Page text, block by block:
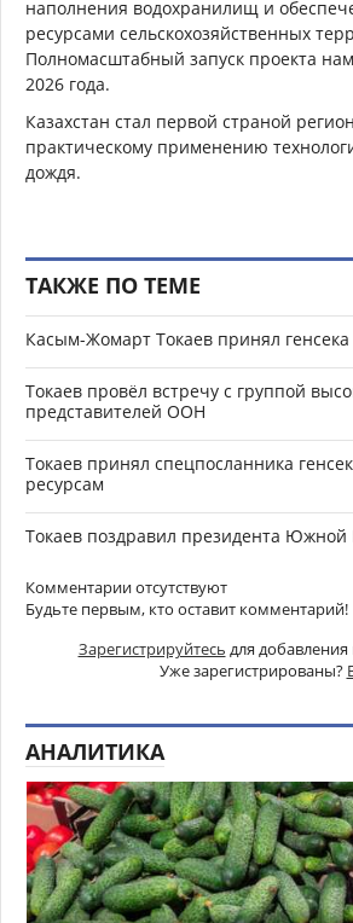
наполнения водохранилищ и
ресурсами сельскохозяйственных
Полномасштабный запуск проекта
2026 года.
Казахстан стал первой страной
практическому применению
дождя.
ТАКЖЕ ПО ТЕМЕ
Касым-Жомарт Токаев принял
Токаев провёл встречу с группой
представителей ООН
Токаев принял спецпосланника
ресурсам
Токаев поздравил президента Южной
Комментарии отсутствуют
Будьте первым, кто оставит комментарий!
Зарегистрируйтесь для
Уже зарегистрированы?
АНАЛИТИКА